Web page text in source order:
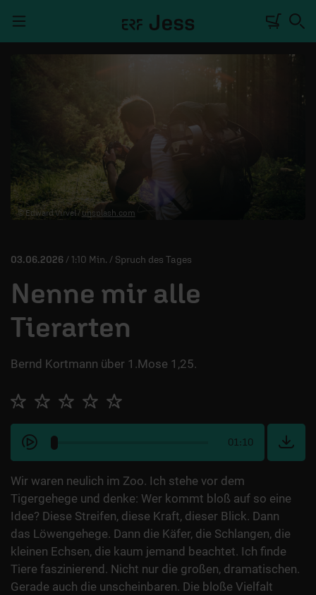
RADIO
DEINE APP
MITMACHEN
ÜBER UNS
© Edward Virvel / unsplash.com
03.06.2026 / 1:10 Min. / Spruch des Tages
Nenne mir alle
Tierarten
Bernd Kortmann über 1.Mose 1,25.
01:10
Wir waren neulich im Zoo. Ich stehe vor dem
Tigergehege und denke: Wer kommt bloß auf so eine
Idee? Diese Streifen, diese Kraft, dieser Blick. Dann
das Löwengehege. Dann die Käfer, die Schlangen, die
kleinen Echsen, die kaum jemand beachtet. Ich finde
Tiere faszinierend. Nicht nur die großen, dramatischen.
Gerade auch die unscheinbaren. Die bloße Vielfalt